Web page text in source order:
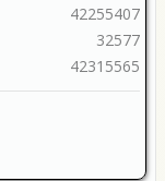
42255407
32577
42315565